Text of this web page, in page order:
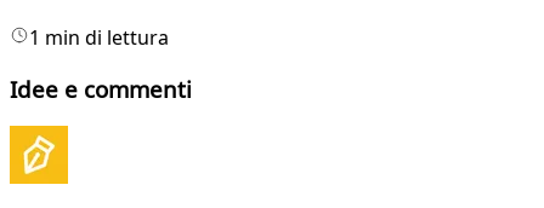
1 min di lettura
Idee e commenti